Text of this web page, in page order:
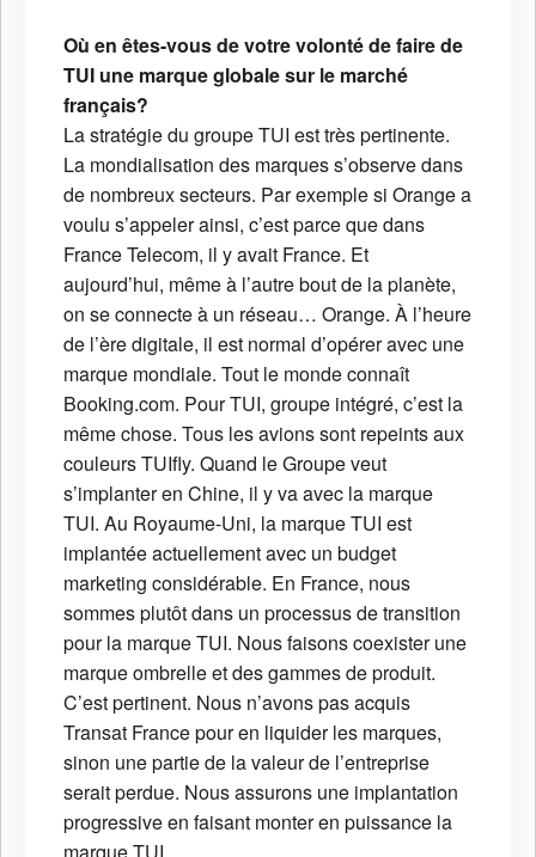
Où en êtes-vous de votre volonté de faire de
TUI une marque globale sur le marché
français?
La stratégie du groupe TUI est très pertinente.
La mondialisation des marques s’observe dans
de nombreux secteurs. Par exemple si Orange a
voulu s’appeler ainsi, c’est parce que dans
France Telecom, il y avait France. Et
aujourd’hui, même à l’autre bout de la planète,
on se connecte à un réseau… Orange. À l’heure
de l’ère digitale, il est normal d’opérer avec une
marque mondiale. Tout le monde connaît
Booking.com. Pour TUI, groupe intégré, c’est la
même chose. Tous les avions sont repeints aux
couleurs TUIfly. Quand le Groupe veut
s’implanter en Chine, il y va avec la marque
TUI. Au Royaume-Uni, la marque TUI est
implantée actuellement avec un budget
marketing considérable. En France, nous
sommes plutôt dans un processus de transition
pour la marque TUI. Nous faisons coexister une
marque ombrelle et des gammes de produit.
C’est pertinent. Nous n’avons pas acquis
Transat France pour en liquider les marques,
sinon une partie de la valeur de l’entreprise
serait perdue. Nous assurons une implantation
progressive en faisant monter en puissance la
marque TUI.